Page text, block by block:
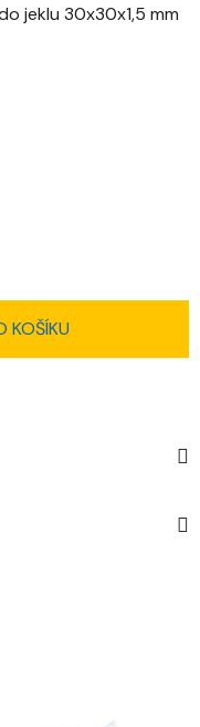
jeklu 30x30x1,5 mm
KOŠÍKU